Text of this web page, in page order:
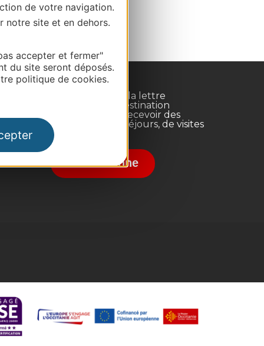
de votre navigation.
notre site et en dehors.
accepter et fermer"
du site seront déposés.
politique de cookies.
Inscrivez-vous à la lettre
d'information Destination
Occitanie pour recevoir des
suggestions de séjours, de visites
et de sorties.
Je m'abonne